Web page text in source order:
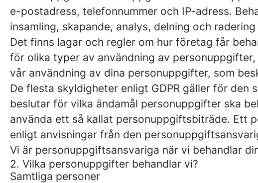
e-postadress, telefonnummer och IP-adress.
insamling, skapande, analys, delning och
Det finns lagar och regler om hur företag får
för olika typer av användning av
vår användning av dina personuppgifter, som
De flesta skyldigheter enligt GDPR gäller för
beslutar för vilka ändamål personuppgifter ska
använda ett så kallat personuppgiftsbiträde. Ett
enligt anvisningar från den
Vi är personuppgiftsansvariga när vi behandlar
2. Vilka personuppgifter behandlar vi?
Samtliga personer